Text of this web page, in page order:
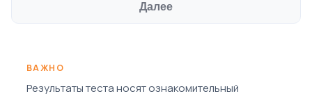
Далее
ВАЖНО
Результаты теста носят ознакомительный